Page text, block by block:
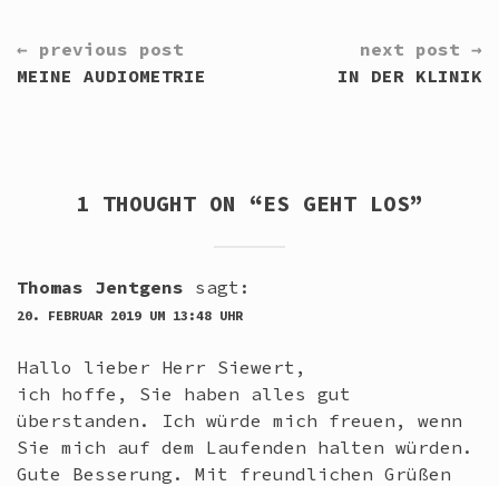
READING
← previous post
MEINE AUDIOMETRIE
next post →
IN DER KLINIK
1 THOUGHT ON “ES GEHT LOS”
Thomas Jentgens sagt:
20. FEBRUAR 2019 UM 13:48 UHR
Hallo lieber Herr Siewert,
ich hoffe, Sie haben alles gut
überstanden. Ich würde mich freuen, wenn
Sie mich auf dem Laufenden halten würden.
Gute Besserung. Mit freundlichen Grüßen